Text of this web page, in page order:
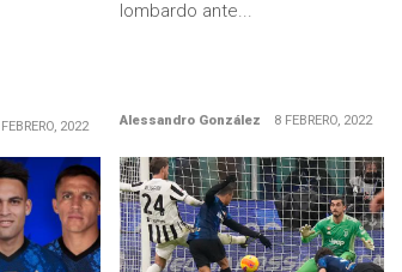
2022
lombardo ante...
Alessandro González 8 FEBRERO, 2022
LEER MÁS